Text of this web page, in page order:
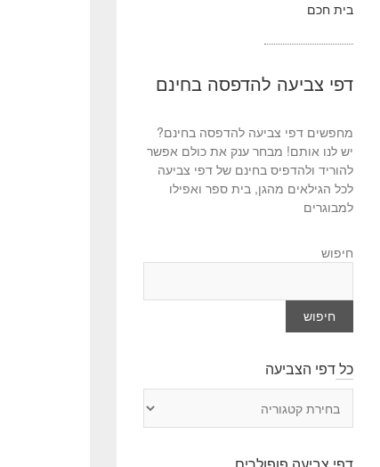
בית חכם
דפי צביעה להדפסה בחינם
מחפשים דפי צביעה להדפסה בחינם?
יש לנו אותם! מבחר ענק את כולם אפשר
להוריד ולהדפיס בחינם של דפי צביעה
לכל הגילאים מהגן, בית ספר ואפילו
למבוגרים
חיפוש
חיפוש
כל דפי הצביעה